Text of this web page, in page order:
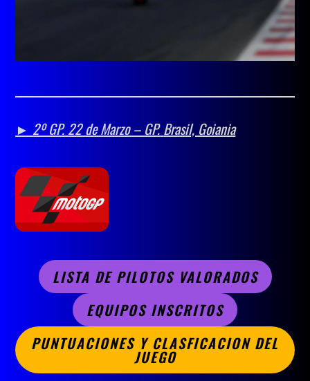
► 2º GP.22 de Marzo – GP.Brasil, Goiania
LISTA DE PILOTOS VALORADOS
EQUIPOS INSCRITOS
PUNTUACIONES Y CLASFICACION DEL
JUEGO